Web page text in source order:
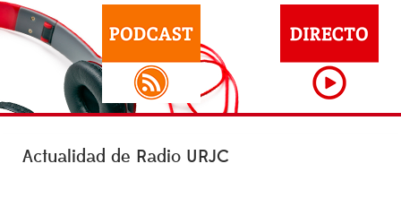
Actualidad de Radio URJC